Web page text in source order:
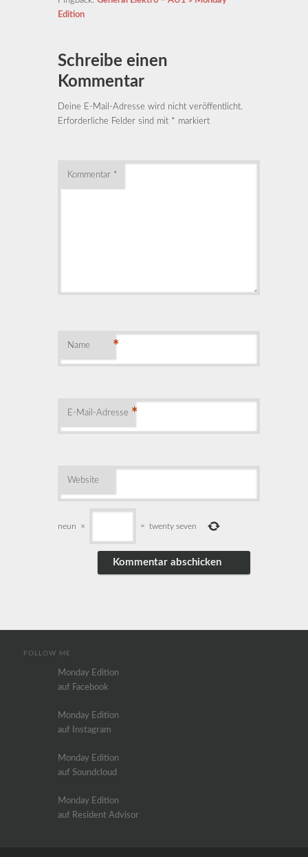
Edition
Schreibe einen
Kommentar
Deine E-Mail-Adresse wird nicht veröffentlicht.
Erforderliche Felder sind mit * markiert
Kommentar *
Name *
E-Mail-Adresse *
Website
neun × = twenty seven
FOLLOW ME
Monday Edition
auf Facebook
Monday Edition
auf Instagram
Monday Edition
auf Soundcloud
Monday Edition
auf Resident Advisor